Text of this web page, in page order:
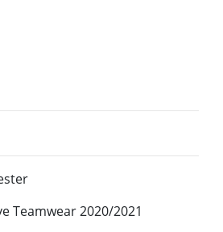
Teamwear 2020/2021